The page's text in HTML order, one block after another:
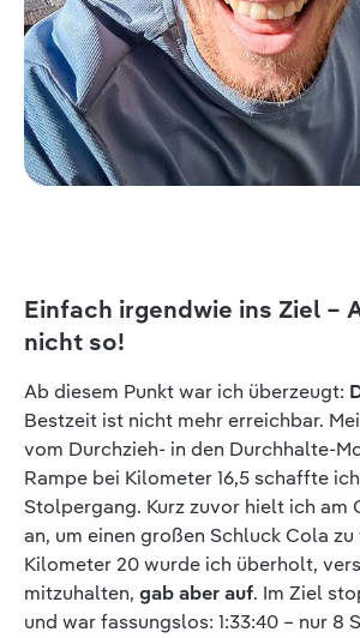
Einfach irgendwie ins Ziel –
nicht so!
Ab diesem Punkt war ich überzeugt:
Bestzeit ist nicht mehr erreichbar.
vom Durchzieh- in den Durchhalte-
Rampe bei Kilometer 16,5 schaffte
Stolpergang. Kurz zuvor hielt ich am
an, um einen großen Schluck Cola zu
Kilometer 20 wurde ich überholt,
mitzuhalten, gab aber auf. Im Ziel
und war fassungslos: 1:33:40 – nur 8